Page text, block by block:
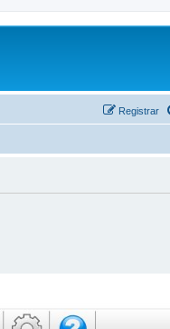
Registrar